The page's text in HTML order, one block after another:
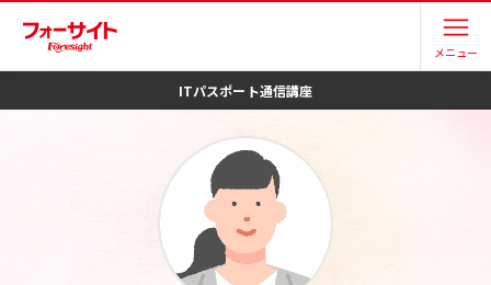
メニュー
ITパスポート通信講座